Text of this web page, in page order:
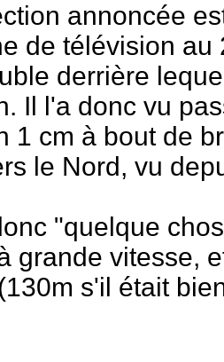
annoncée
de télévision au
derrière
Il l'a donc vu
1 cm à bout de
le Nord, vu
"quelque
grande vitesse,
s'il était